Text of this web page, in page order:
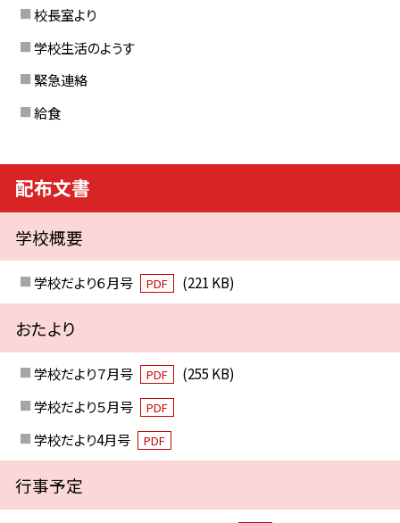
校長室より
学校生活のようす
緊急連絡
給食
配布文書
学校概要
学校だより６月号 PDF (221 KB)
おたより
学校だより７月号 PDF
(255 KB)
学校だより５月号
PDF
学校だより4月号 PDF
行事予定